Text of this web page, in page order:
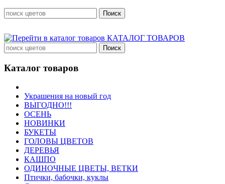
КАТАЛОГ ТОВАРОВ
Каталог товаров
Украшения на новый год
ВЫГОДНО!!!
ОСЕНЬ
НОВИНКИ
БУКЕТЫ
ГОЛОВЫ ЦВЕТОВ
ДЕРЕВЬЯ
КАШПО
ОДИНОЧНЫЕ ЦВЕТЫ, ВЕТКИ
Птички, бабочки, куклы